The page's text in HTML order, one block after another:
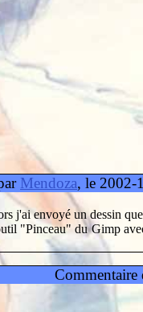
Mendoza, le 2002-
j'ai envoyé un dessin
"Pinceau" du Gimp
Commentaire